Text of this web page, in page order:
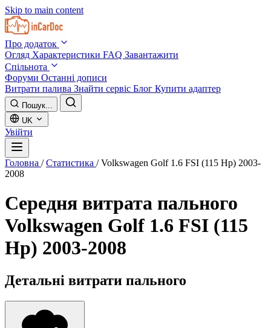
Skip to main content
Про додаток
Огляд Характеристики FAQ Завантажити
Спільнота
Форуми Останні дописи
Витрати палива Знайти сервіс Блог Купити адаптер
Пошук...
UK
Увійти
Головна / Статистика / Volkswagen Golf 1.6 FSI (115 Hp) 2003-
2008
Середня витрата пального
Volkswagen Golf 1.6 FSI (115
Hp) 2003-2008
Детальні витрати пального